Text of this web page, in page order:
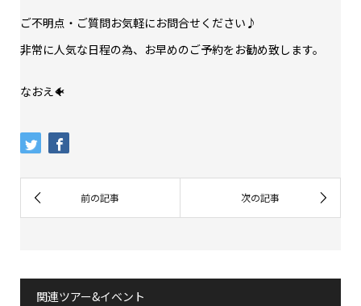
ご不明点・ご質問お気軽にお問合せください♪
非常に人気な日程の為、お早めのご予約をお勧め致します。
なおえ🐠
関連ツアー&イベント